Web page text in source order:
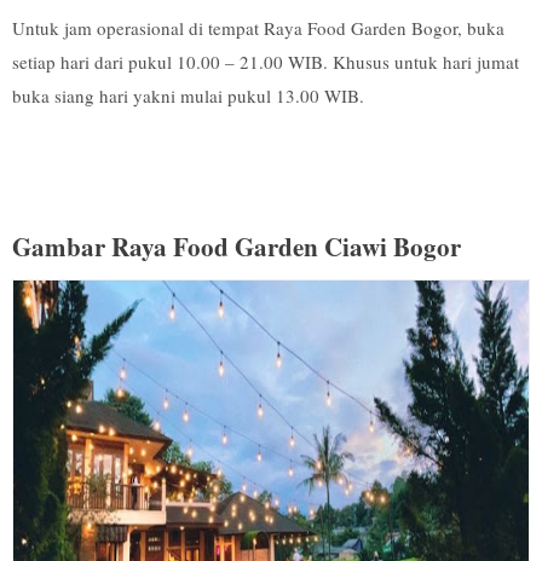
Untuk jam operasional di tempat Raya Food Garden Bogor, buka
setiap hari dari pukul 10.00 – 21.00 WIB. Khusus untuk hari jumat
buka siang hari yakni mulai pukul 13.00 WIB.
Gambar Raya Food Garden Ciawi Bogor